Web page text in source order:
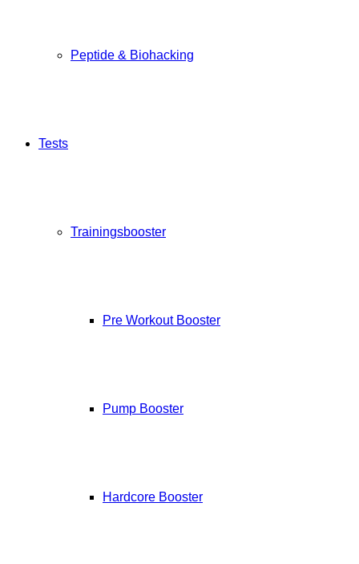
Peptide & Biohacking
Tests
Trainingsbooster
Pre Workout Booster
Pump Booster
Hardcore Booster